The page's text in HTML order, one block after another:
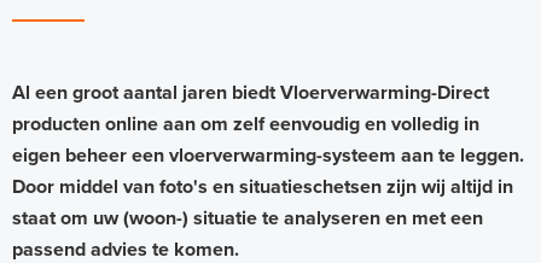
Al een groot aantal jaren biedt Vloerverwarming-Direct
producten online aan om zelf eenvoudig en volledig in
eigen beheer een vloerverwarming-systeem aan te leggen.
Door middel van foto's en situatieschetsen zijn wij altijd in
staat om uw (woon-) situatie te analyseren en met een
passend advies te komen.